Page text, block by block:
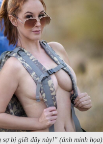
bị giết đây này!" (ảnh minh họa).